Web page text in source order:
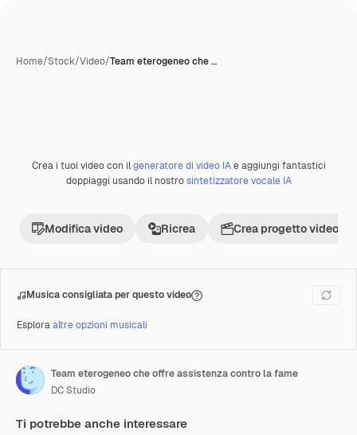
Home/Stock/Video/Team eterogeneo che …
Premium
Crea i tuoi video con ilgeneratore di video IAe aggiungi fantastici
doppiaggi usando il nostrosintetizzatore vocale IA
Modifica video Ricrea Crea progetto video
Musica consigliata per questo video
Esploraaltre opzioni musicali
Team eterogeneo che offre assistenza contro la fame
DC Studio
Ti potrebbe anche interessare